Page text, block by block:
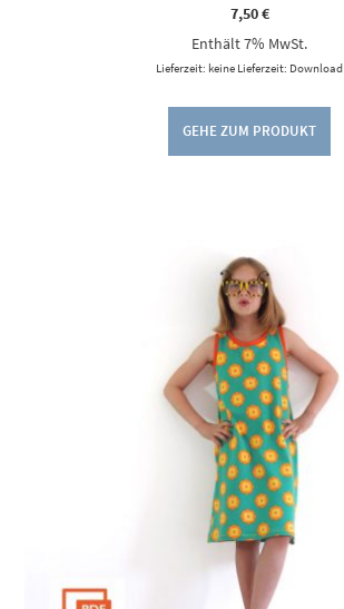
7,50€
Enthält 7% MwSt.
Lieferzeit: keine Lieferzeit: Download
GEHE ZUM PRODUKT